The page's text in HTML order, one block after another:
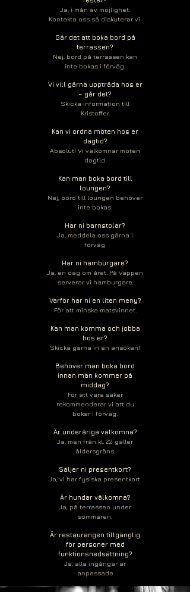
Ja, i mån av möjlighet.
Kontakta oss så diskuterar vi.
Går det att boka bord på
terrassen?
Nej, bord på terrassen kan
inte bokas i förväg.
Vi vill gärna uppträda hos er
– går det?
Skicka information till
Kristoffer.
Kan vi ordna möten hos er
dagtid?
Absolut! Vi välkomnar möten
dagtid.
Kan man boka bord till
loungen?
Nej, bord till loungen behöver
inte bokas.
Har ni barnstolar?
Ja, meddela oss gärna i
förväg.
Har ni hamburgare?
Ja, en dag om året. På Vappen
serverar vi hamburgare.
Varför har ni en liten meny?
För att minska matsvinnet.
Kan man komma och jobba
hos er?
Skicka gärna in en ansökan!
Behöver man boka bord
innan man kommer på
middag?
För att vara säker
rekommenderar vi att du
bokar i förväg.
Är underåriga välkomna?
Ja, men från kl. 22 gäller
åldersgräns.
Säljer ni presentkort?
Ja, vi har fysiska presentkort.
Är hundar välkomna?
Ja, på terrassen under
sommaren.
Är restaurangen tillgänglig
för personer med
funktionsnedsättning?
Ja, alla ingångar är
anpassade